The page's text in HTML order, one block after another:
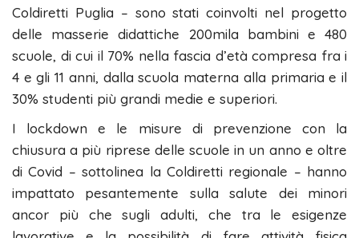
Coldiretti Puglia – sono stati coinvolti nel progetto
delle masserie didattiche 200mila bambini e 480
scuole, di cui il 70% nella fascia d’età compresa fra i
4 e gli 11 anni, dalla scuola materna alla primaria e il
30% studenti più grandi medie e superiori.
I lockdown e le misure di prevenzione con la
chiusura a più riprese delle scuole in un anno e oltre
di Covid – sottolinea la Coldiretti regionale – hanno
impattato pesantemente sulla salute dei minori
ancor più che sugli adulti, che tra le esigenze